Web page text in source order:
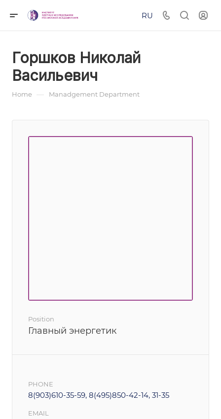
RU
Горшков Николай
Васильевич
Home — Manadgement Department
Position
Главный энергетик
PHONE
8(903)610-35-59, 8(495)850-42-14, 31-35
EMAIL